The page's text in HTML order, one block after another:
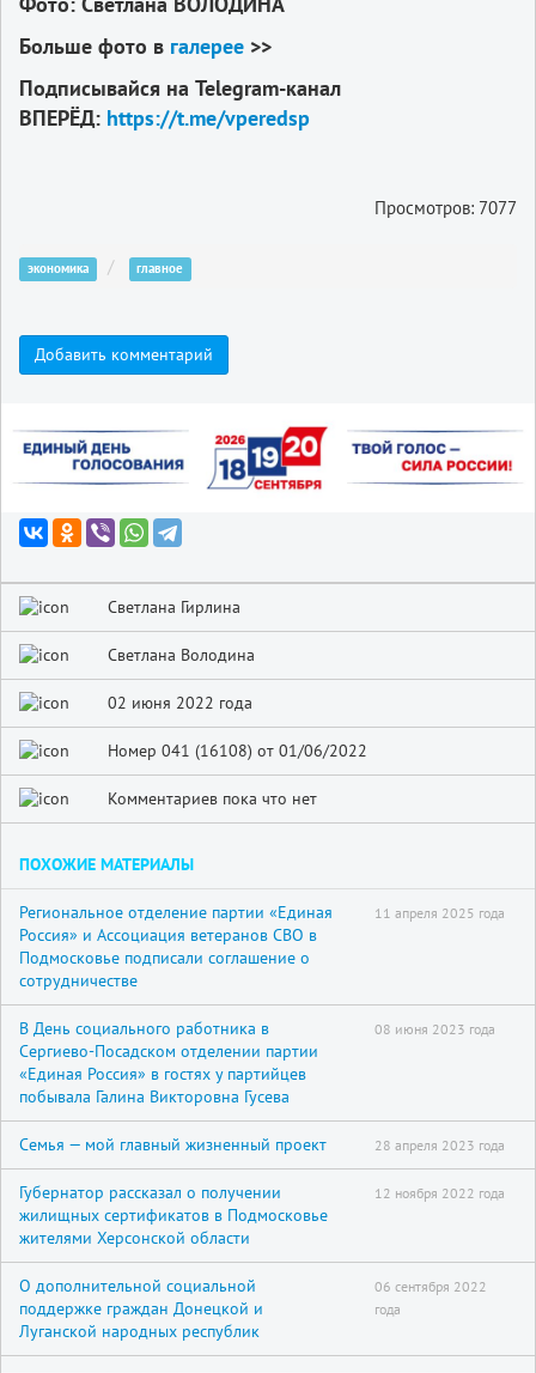
Больше фото в галерее >>
Подписывайся на Telegram-канал
ВПЕРЁД: https://t.me/vperedsp
Просмотров: 7077
экономика главное
Добавить комментарий
Светлана Гирлина
Светлана Володина
02 июня 2022 года
Номер 041 (16108) от 01/06/2022
Комментариев пока что нет
ПОХОЖИЕ МАТЕРИАЛЫ
Региональное отделение партии «Единая
Россия» и Ассоциация ветеранов СВО в
Подмосковье подписали соглашение о
сотрудничестве
11 апреля 2025 года
В День социального работника в
Сергиево-Посадском отделении партии
«Единая Россия» в гостях у партийцев
побывала Галина Викторовна Гусева
08 июня 2023 года
Семья — мой главный жизненный проект 28 апреля 2023 года
Губернатор рассказал о получении
жилищных сертификатов в Подмосковье
жителями Херсонской области
12 ноября 2022 года
О дополнительной социальной
поддержке граждан Донецкой и
Луганской народных республик
06 сентября 2022
года